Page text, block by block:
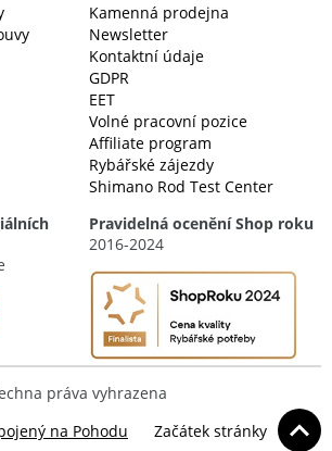
Kamenná prodejna
Newsletter
Kontaktní údaje
GDPR
EET
Volné pracovní pozice
Affiliate program
Rybářské zájezdy
Shimano Rod Test Center
Pravidelná ocenění Shop roku
2016-2024
práva vyhrazena
na Pohodu
Začátek stránky